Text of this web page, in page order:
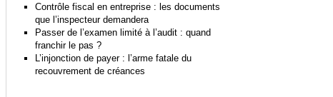
Contrôle fiscal en entreprise : les documents
que l’inspecteur demandera
Passer de l’examen limité à l’audit : quand
franchir le pas ?
L’injonction de payer : l’arme fatale du
recouvrement de créances